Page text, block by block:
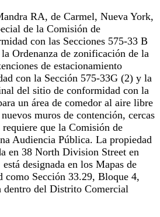
RA, de Carmel, Nueva York,
de la Comisión de
con las Secciones 575-33 B
Ordenanza de zonificación de la
de estacionamiento
con la Sección 575-33G (2) y la
del sitio de conformidad con la
un área de comedor al aire libre
muros de contención, cercas
que la Comisión de
Audiencia Pública. La propiedad
en 38 North Division Street en
designada en los Mapas de
como Sección 33.29, Bloque 4,
dentro del Distrito Comercial